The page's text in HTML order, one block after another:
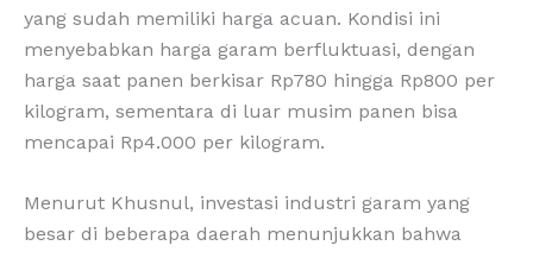
yang sudah memiliki harga acuan. Kondisi ini
menyebabkan harga garam berfluktuasi, dengan
harga saat panen berkisar Rp780 hingga Rp800 per
kilogram, sementara di luar musim panen bisa
mencapai Rp4.000 per kilogram.
Menurut Khusnul, investasi industri garam yang
besar di beberapa daerah menunjukkan bahwa